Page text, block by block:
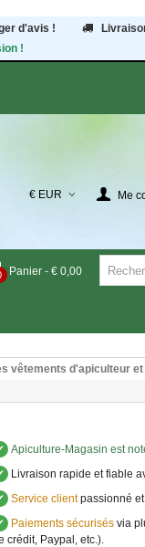
d'avis !
!
€ EUR Me
Panier - € 0,00
vêtements d'apiculteur
Apiculture-Magasin est
Livraison rapide et fiable
Service clientpassionné et
Paiements sécurisésvia
crédit, Paypal, etc.).